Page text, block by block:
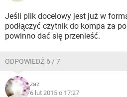
Jeśli plik docelowy jest już w
podłączyć czytnik do kompa za
powinno dać się przenieść.
ODPOWIEDŹ 6 / 7
zaz
6 lut 2015 o 17:27